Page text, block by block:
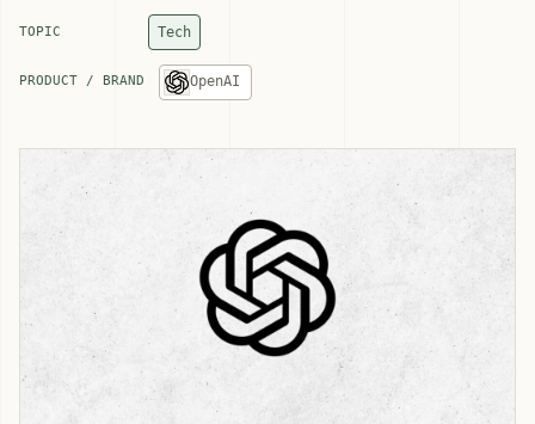
TOPIC Tech
PRODUCT / BRAND OpenAI